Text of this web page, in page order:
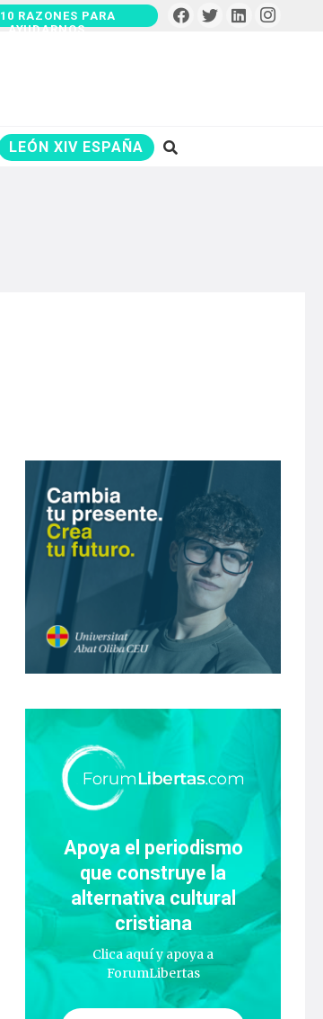
10 RAZONES PARA
AYUDARNOS
LEÓN XIV ESPAÑA
Apoya el periodismo
que construye la
alternativa cultural
cristiana
Clica aquí y apoya a
ForumLibertas